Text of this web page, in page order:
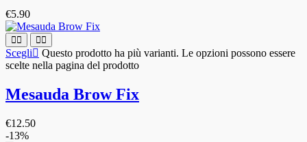
€5.90
Scegli
Questo prodotto ha più varianti. Le opzioni possono essere
scelte nella pagina del prodotto
Mesauda Brow Fix
€12.50
-13%